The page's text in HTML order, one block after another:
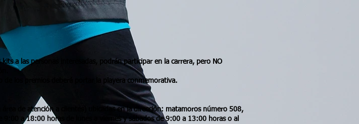
a las personas interesadas, podrán participar en la carrera, pero NO
de los premios deberá portar la playera conmemorativa.
de atención a clientes) ubicadas en la dirección: matamoros número 508,
a 18:00 horas de lunes a viernes y sábados de 9:00 a 13:00 horas o al